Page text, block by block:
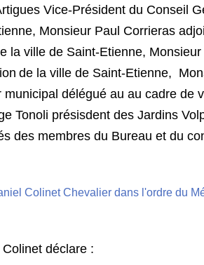
Vice-Président du Conseil
Monsieur Paul Corrieras
la ville de Saint-Etienne, Monsieur
de la ville de Saint-Etienne,
municipal délégué au au cadre de
Tonoli présisdent des Jardins
des membres du Bureau et du
déclare :